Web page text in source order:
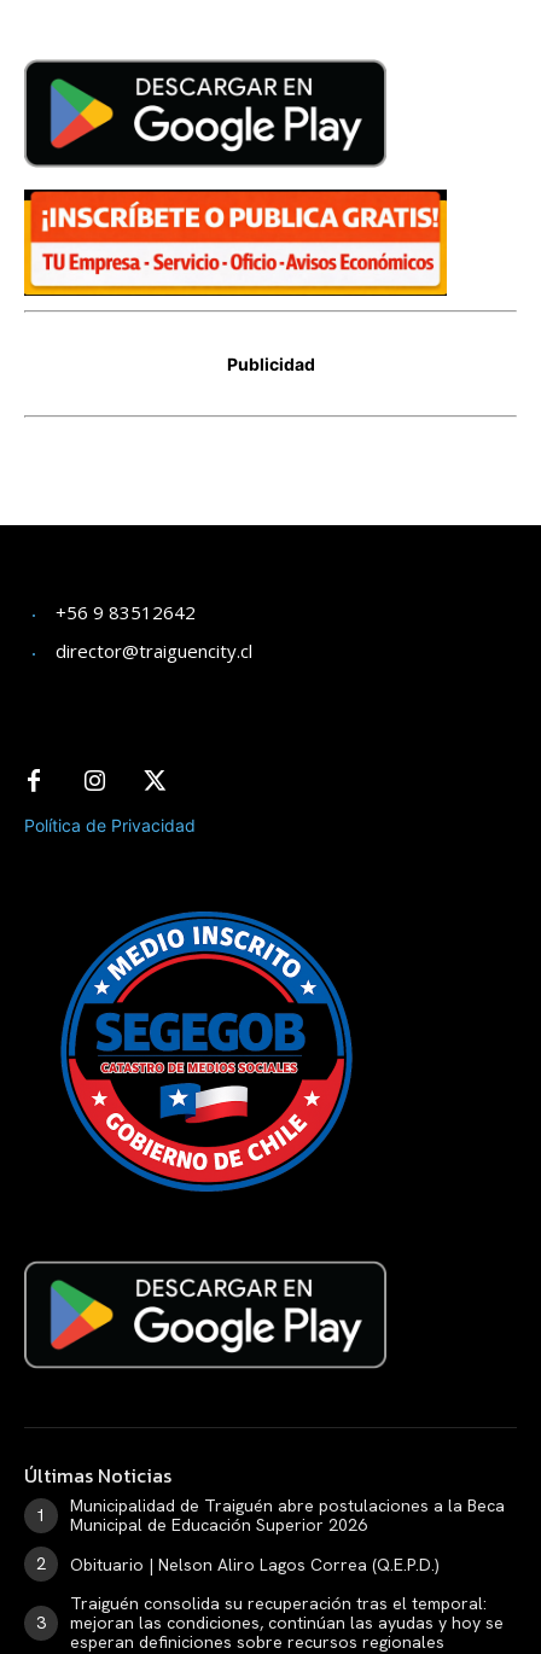
+56 9 83512642
director@traiguencity.cl
Política de Privacidad
Últimas Noticias
Municipalidad de Traiguén abre postulaciones a la Beca
Municipal de Educación Superior 2026
Obituario | Nelson Aliro Lagos Correa (Q.E.P.D.)
Traiguén consolida su recuperación tras el temporal:
mejoran las condiciones, continúan las ayudas y hoy se
esperan definiciones sobre recursos regionales